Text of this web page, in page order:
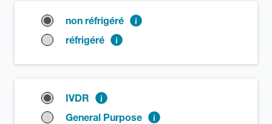
non réfrigéré
réfrigéré
IVDR
General Purpose